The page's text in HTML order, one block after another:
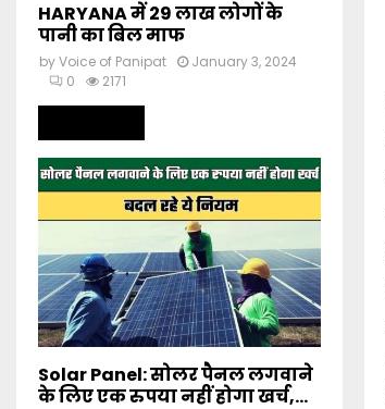
HARYANA में 29 लाख लोगों के
पानी का बिल माफ
byVoice of Panipat
January 3, 2024
0
2171
Solar Panel: सोलर पैनल लगवाने
के लिए एक रुपया नहीं होगा खर्च,...